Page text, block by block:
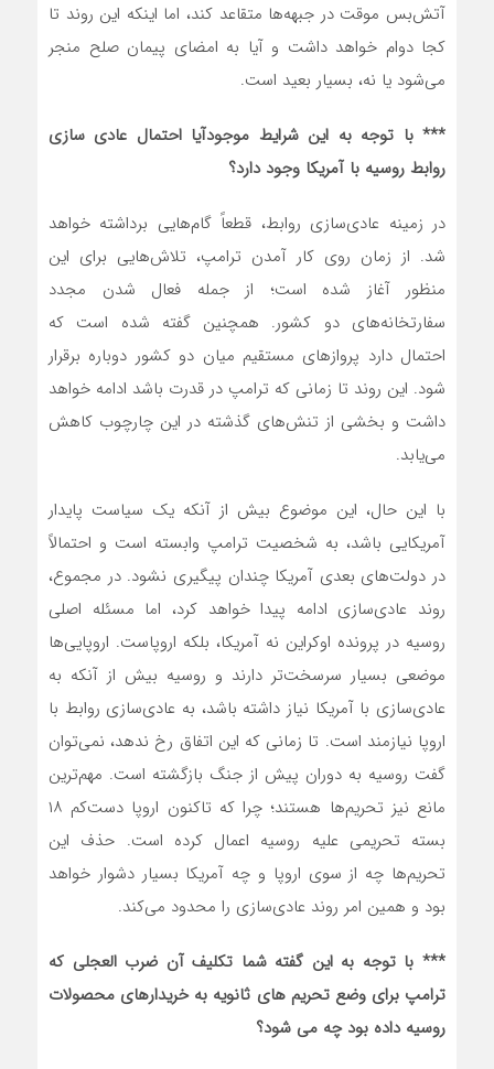
آتش‌بس موقت در جبهه‌ها متقاعد کند، اما اینکه این روند تا
کجا دوام خواهد داشت و آیا به امضای پیمان صلح منجر
می‌شود یا نه، بسیار بعید است.
*** با توجه به این شرایط موجودآیا احتمال عادی سازی
روابط روسیه با آمریکا وجود دارد؟
در زمینه عادی‌سازی روابط، قطعاً گام‌هایی برداشته خواهد
شد. از زمان روی کار آمدن ترامپ، تلاش‌هایی برای این
منظور آغاز شده است؛ از جمله فعال شدن مجدد
سفارتخانه‌های دو کشور. همچنین گفته شده است که
احتمال دارد پروازهای مستقیم میان دو کشور دوباره برقرار
شود. این روند تا زمانی که ترامپ در قدرت باشد ادامه خواهد
داشت و بخشی از تنش‌های گذشته در این چارچوب کاهش
می‌یابد.
با این حال، این موضوع بیش از آنکه یک سیاست پایدار
آمریکایی باشد، به شخصیت ترامپ وابسته است و احتمالاً
در دولت‌های بعدی آمریکا چندان پیگیری نشود. در مجموع،
روند عادی‌سازی ادامه پیدا خواهد کرد، اما مسئله اصلی
روسیه در پرونده اوکراین نه آمریکا، بلکه اروپاست. اروپایی‌ها
موضعی بسیار سرسخت‌تر دارند و روسیه بیش از آنکه به
عادی‌سازی با آمریکا نیاز داشته باشد، به عادی‌سازی روابط با
اروپا نیازمند است. تا زمانی که این اتفاق رخ ندهد، نمی‌توان
گفت روسیه به دوران پیش از جنگ بازگشته است. مهم‌ترین
مانع نیز تحریم‌ها هستند؛ چرا که تاکنون اروپا دست‌کم ۱۸
بسته تحریمی علیه روسیه اعمال کرده است. حذف این
تحریم‌ها چه از سوی اروپا و چه آمریکا بسیار دشوار خواهد
بود و همین امر روند عادی‌سازی را محدود می‌کند.
*** با توجه به این گفته شما تکلیف آن ضرب العجلی که
ترامپ برای وضع تحریم های ثانویه به خریدارهای محصولات
روسیه داده بود چه می شود؟